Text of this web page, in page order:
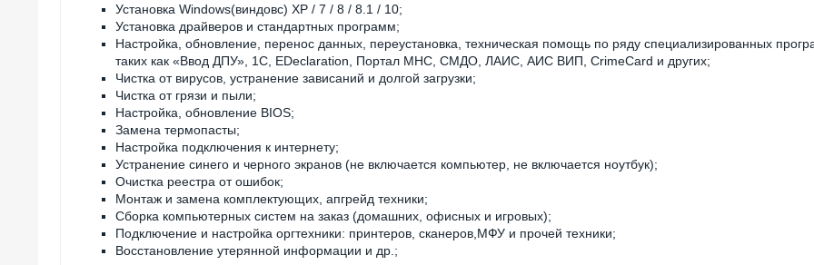
Установка Windows(виндовс) XP / 7 / 8 / 8.1 / 10;
Установка драйверов и стандартных программ;
Настройка, обновление, перенос данных, переустановка, техническая помощь по ряду специализированных
таких как «Ввод ДПУ», 1С, EDeclaration, Портал МНС, СМДО, ЛАИС, АИС ВИП, CrimeCard и других;
Чистка от вирусов, устранение зависаний и долгой загрузки;
Чистка от грязи и пыли;
Настройка, обновление BIOS;
Замена термопасты;
Настройка подключения к интернету;
Устранение синего и черного экранов (не включается компьютер, не включается ноутбук);
Очистка реестра от ошибок;
Монтаж и замена комплектующих, апгрейд техники;
Сборка компьютерных систем на заказ (домашних, офисных и игровых);
Подключение и настройка оргтехники: принтеров, сканеров,МФУ и прочей техники;
Восстановление утерянной информации и др.;